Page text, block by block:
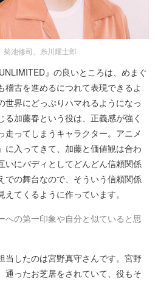
菊池修司、糸川耀士郎
』の良いところは、めまぐ
稽古を進めるにつれて表現できるよ
世界にどっぷりハマれるようになっ
加藤春という役は、正義感が強く
走ってしまうキャラクター。アニメ
に入ってきて、加藤と価値観は合わ
いにバディとしてどんどん信頼関係
での舞台なので、そういう信頼関係
てくるように作っています。
への第一印象や自分と似ていると思
当したのは宮野真守さんです。宮野
通ったお芝居をされていて、役もそ